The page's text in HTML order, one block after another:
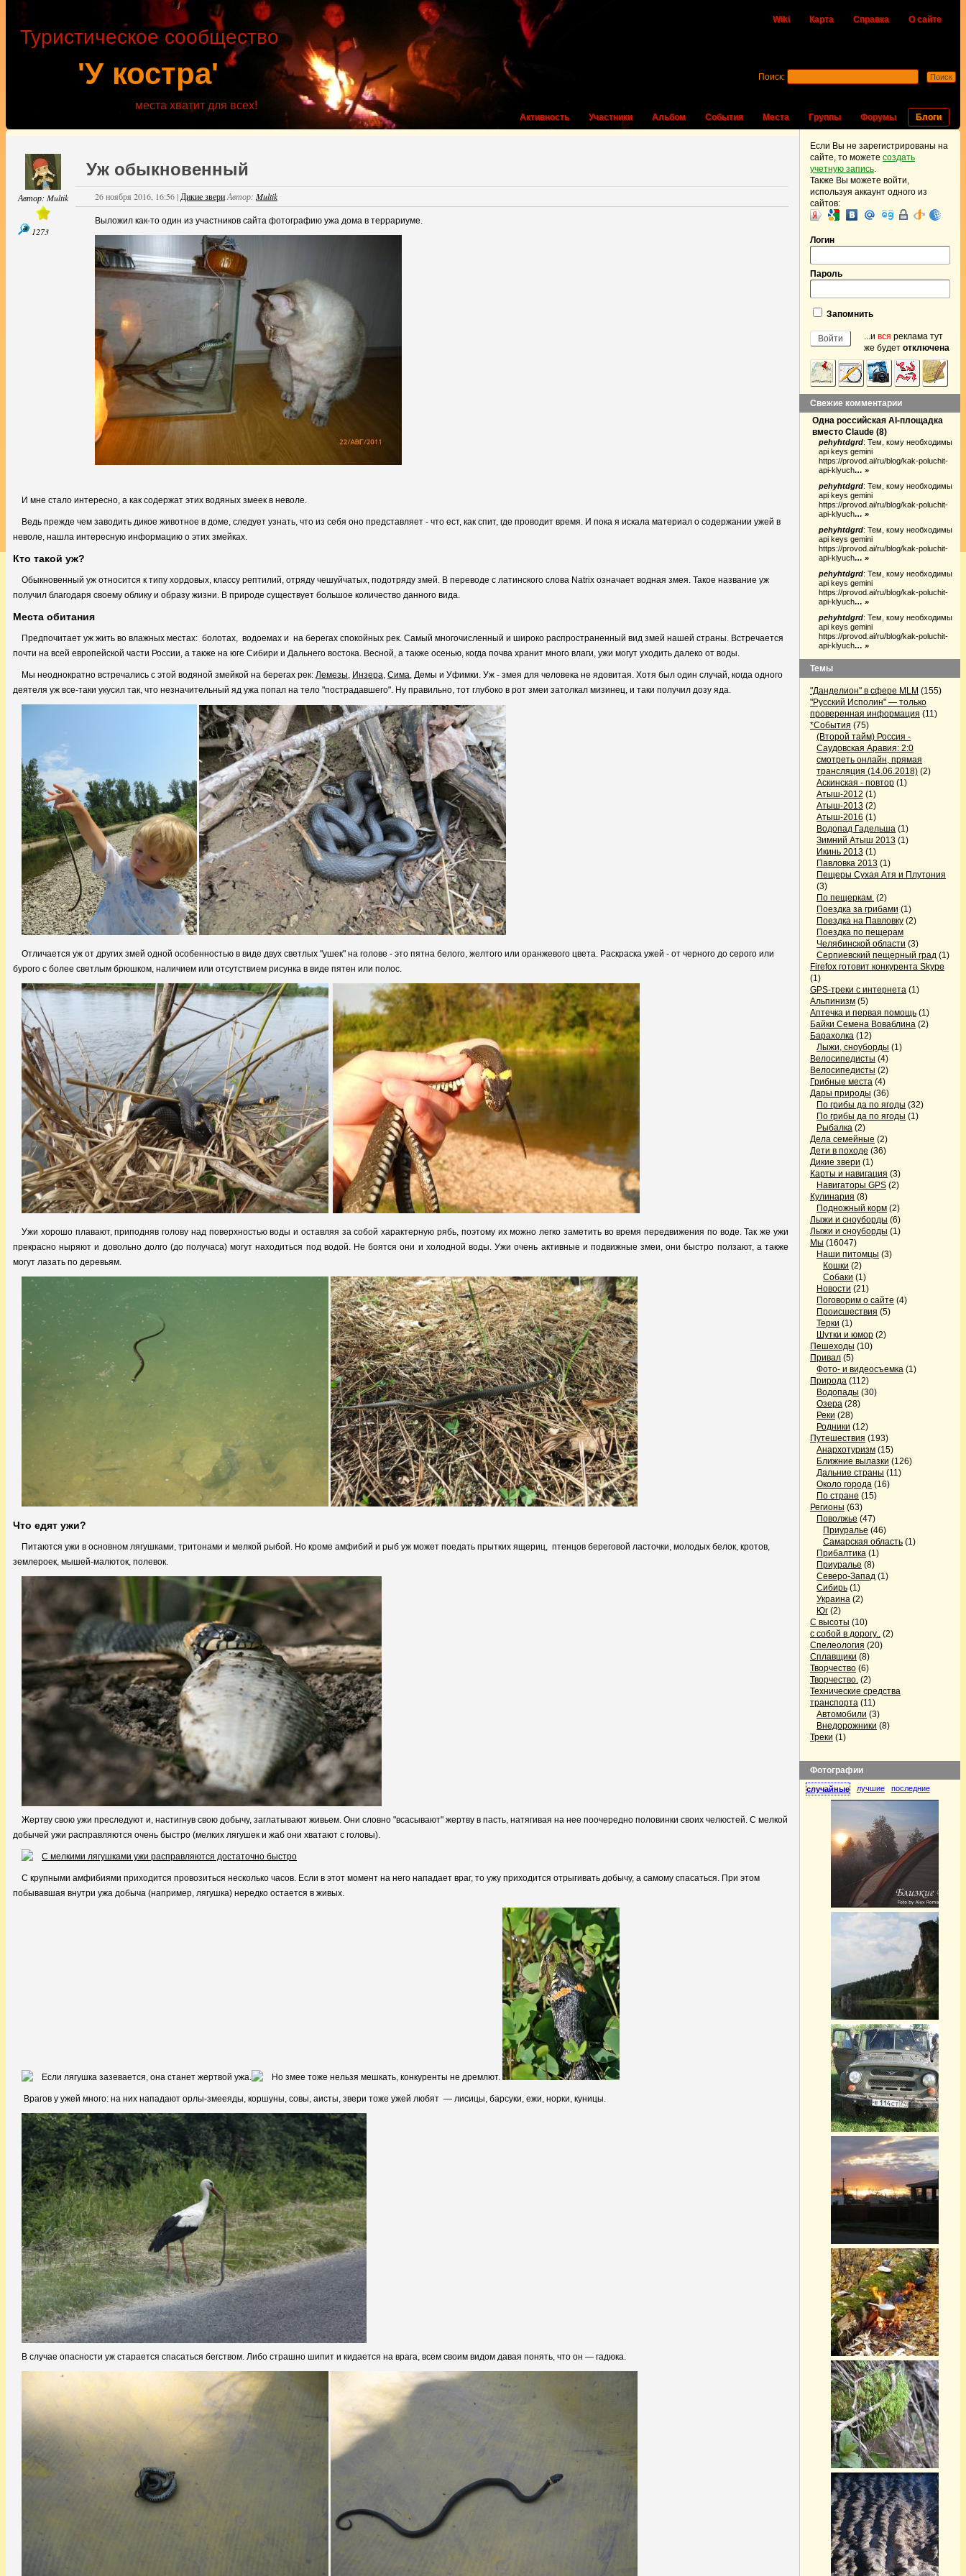
Wiki Карта Справка О сайте
'У костра'
Туристическое сообщество
места хватит для всех!
Активность Участники Альбом События Места Группы Форумы Блоги
Поиск:
Автор: Multik
1273
Уж обыкновенный
26 ноября 2016, 16:56| Дикие звериАвтор: Multik
Выложил как-то один из участников сайта фотографию ужа дома в террариуме.
И мне стало интересно, а как содержат этих водяных змеек в неволе.
Ведь прежде чем заводить дикое животное в доме, следует узнать, что из себя оно представляет - что ест, как спит, где проводит время. И пока я искала материал о содержании ужей в
неволе, нашла интересную информацию о этих змейках.
Кто такой уж?
Обыкновенный уж относится к типу хордовых, классу рептилий, отряду чешуйчатых, подотряду змей. В переводе с латинского слова Natrix означает водная змея. Такое название уж
получил благодаря своему облику и образу жизни. В природе существует большое количество данного вида.
Места обитания
Предпочитает уж жить во влажных местах: болотах, водоемах и на берегах спокойных рек. Самый многочисленный и широко распространенный вид змей нашей страны. Встречается
почти на всей европейской части России, а также на юге Сибири и Дальнего востока. Весной, а также осенью, когда почва хранит много влаги, ужи могут уходить далеко от воды.
Мы неоднократно встречались с этой водяной змейкой на берегах рек: Лемезы, Инзера, Сима, Демы и Уфимки. Уж - змея для человека не ядовитая. Хотя был один случай, когда одного
деятеля уж все-таки укусил так, что незначительный яд ужа попал на тело "пострадавшего". Ну правильно, тот глубоко в рот змеи затолкал мизинец, и таки получил дозу яда.
Отличается уж от других змей одной особенностью в виде двух светлых "ушек" на голове - это пятна белого, желтого или оранжевого цвета. Раскраска ужей - от черного до серого или
бурого с более светлым брюшком, наличием или отсутствием рисунка в виде пятен или полос.
Ужи хорошо плавают, приподняв голову над поверхностью воды и оставляя за собой характерную рябь, поэтому их можно легко заметить во время передвижения по воде. Так же ужи
прекрасно ныряют и довольно долго (до получаса) могут находиться под водой. Не боятся они и холодной воды. Ужи очень активные и подвижные змеи, они быстро ползают, а также
могут лазать по деревьям.
Что едят ужи?
Питаются ужи в основном лягушками, тритонами и мелкой рыбой. Но кроме амфибий и рыб уж может поедать прытких ящериц, птенцов береговой ласточки, молодых белок, кротов,
землероек, мышей-малюток, полевок.
Жертву свою ужи преследуют и, настигнув свою добычу, заглатывают живьем. Они словно "всасывают" жертву в пасть, натягивая на нее поочередно половинки своих челюстей. С мелкой
добычей ужи расправляются очень быстро (мелких лягушек и жаб они хватают с головы).
С крупными амфибиями приходится провозиться несколько часов. Если в этот момент на него нападает враг, то ужу приходится отрыгивать добычу, а самому спасаться. При этом
побывавшая внутри ужа добыча (например, лягушка) нередко остается в живых.
Врагов у ужей много: на них нападают орлы-змееяды, коршуны, совы, аисты, звери тоже ужей любят — лисицы, барсуки, ежи, норки, куницы.
В случае опасности уж старается спасаться бегством. Либо страшно шипит и кидается на врага, всем своим видом давая понять, что он — гадюка.
Если Вы не зарегистрированы на
сайте, то можете создать
учетную запись.
Также Вы можете войти,
используя аккаунт одного из
сайтов:
Логин
Пароль
Запомнить
...и вся реклама тут
же будет отключена
Свежие комментарии
Одна российская AI-площадка
вместо Claude (8)
pehyhtdgrd: Тем, кому необходимы
api keys gemini
https://provod.ai/ru/blog/kak-poluchit-
api-klyuch… »
pehyhtdgrd: Тем, кому необходимы
api keys gemini
https://provod.ai/ru/blog/kak-poluchit-
api-klyuch… »
pehyhtdgrd: Тем, кому необходимы
api keys gemini
https://provod.ai/ru/blog/kak-poluchit-
api-klyuch… »
pehyhtdgrd: Тем, кому необходимы
api keys gemini
https://provod.ai/ru/blog/kak-poluchit-
api-klyuch… »
pehyhtdgrd: Тем, кому необходимы
api keys gemini
https://provod.ai/ru/blog/kak-poluchit-
api-klyuch… »
Темы
"Данделион" в сфере MLM (155)
"Русский Исполин" — только
проверенная информация (11)
*События (75)
(Второй тайм) Россия -
Саудовская Аравия: 2:0
смотреть онлайн, прямая
трансляция (14.06.2018) (2)
Аскинская - повтор (1)
Атыш-2012 (1)
Атыш-2013 (2)
Атыш-2016 (1)
Водопад Гадельша (1)
Зимний Атыш 2013 (1)
Икинь 2013 (1)
Павловка 2013 (1)
Пещеры Сухая Атя и Плутония
(3)
По пещеркам. (2)
Поездка за грибами (1)
Поездка на Павловку (2)
Поездка по пещерам
Челябинской области (3)
Серпиевский пещерный град (1)
Firefox готовит конкурента Skype
(1)
GPS-треки с интернета (1)
Альпинизм (5)
Аптечка и первая помощь (1)
Байки Семена Воваблина (2)
Барахолка (12)
Лыжи, сноуборды (1)
Велосипедисты (4)
Велосипедисты (2)
Грибные места (4)
Дары природы (36)
По грибы да по ягоды (32)
По грибы да по ягоды (1)
Рыбалка (2)
Дела семейные (2)
Дети в походе (36)
Дикие звери (1)
Карты и навигация (3)
Навигаторы GPS (2)
Кулинария (8)
Подножный корм (2)
Лыжи и сноуборды (6)
Лыжи и сноуборды (1)
Мы (16047)
Наши питомцы (3)
Кошки (2)
Собаки (1)
Новости (21)
Поговорим о сайте (4)
Происшествия (5)
Терки (1)
Шутки и юмор (2)
Пешеходы (10)
Привал (5)
Фото- и видеосъемка (1)
Природа (112)
Водопады (30)
Озера (28)
Реки (28)
Родники (12)
Путешествия (193)
Анархотуризм (15)
Ближние вылазки (126)
Дальние страны (11)
Около города (16)
По стране (15)
Регионы (63)
Поволжье (47)
Приуралье (46)
Самарская область (1)
Прибалтика (1)
Приуралье (8)
Северо-Запад (1)
Сибирь (1)
Украина (2)
Юг (2)
С высоты (10)
с собой в дорогу.. (2)
Спелеология (20)
Сплавщики (8)
Творчество (6)
Творчество. (2)
Технические средства
транспорта (11)
Автомобили (3)
Внедорожники (8)
Треки (1)
Фотографии
случайные лучшие последние